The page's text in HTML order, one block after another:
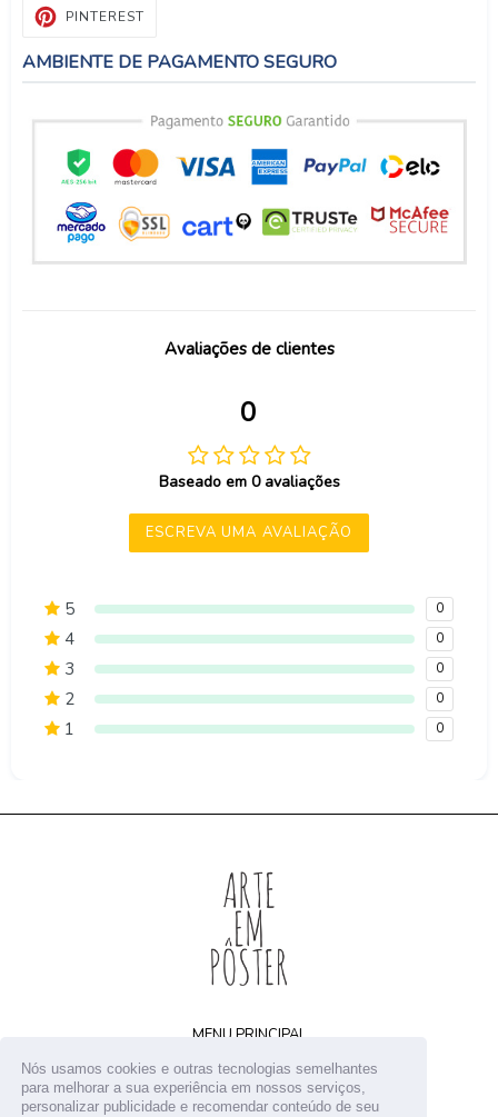
Nós usamos cookies e outras tecnologias semelhantes
para melhorar a sua experiência em nossos serviços,
personalizar publicidade e recomendar conteúdo de seu
PINTERESTPIN
AMBIENTE DE PAGAMENTO SEGURO
Avaliações de clientes
0
Baseado em 0 avaliações
ESCREVA UMA AVALIAÇÃO
5 0
4 0
3 0
2 0
1 0
MENU PRINCIPAL
Home
Arquivos digitais